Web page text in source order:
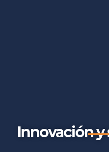
Innovación y